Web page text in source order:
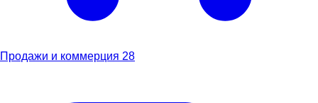
Продажи и коммерция 28